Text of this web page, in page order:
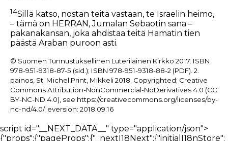
14Sillä katso, nostan teitä vastaan, te Israelin heimo,
– tämä on HERRAN, Jumalan Sebaotin sana –
pakanakansan, joka ahdistaa teitä Hamatin tien
päästä Araban puroon asti.
© Suomen Tunnustuksellinen Luterilainen Kirkko 2017. ISBN
978-951-9318-87-5 (sid.); ISBN 978-951-9318-88-2 (PDF). 2.
painos, St. Michel Print, Mikkeli 2018. Copyrighted; Creative
Commons Attribution-NonCommercial-NoDerivatives 4.0 (CC
BY-NC-ND 4.0), see https://creativecommons.org/licenses/by-
nc-nd/4.0/. eversion: 2018.09.16
script id="__NEXT_DATA__" type="application/json">{"props":{"pageProps":{"_nextI18Next":{"initialI18nStore":{"fi":{"bible":{"page":{"head":{"title":"Bible AI -raamatunlukija haulla, kirjoilla, artikkeleilla ja äänellä","description":"Lue Raamattua tekoälyn avulla ja etsi kirjoja, lukusuunnitelmia ja artikkeleita äänelläsi"},"bibleReader":{"title":"Raamattu","bookSelect":{"placeholder":"Valitse kirja"},"chapterSelect":{"placeholder":"Valitse luku"},"errors":{"chapterLoading":"Virhe luvun lataamisessa. Selvitetään...","offline":"Olet offline-tilassa. Lataa raamatunkäännös ennen kuin siirryt offline-tilaan, jotta voit lukea sitä täällä."},"sidebarViewPicker":{"heading":"Valitse näkymä","showBar":{"title":"Näytä palkki","description":"Näytä aina"},"hideBar":{"title":"Piilota palkki","description":"Näytä vain, kun jae on valittu"}},"readerTabSection":{"tabList":["Etsi","Jakeet","Muistiinpanot","Kirjanmerkit"],"searchBlock":{"tabList":["Jakeet","Artikkelit","Kirjat","Dokumentit","Media"],"heading":"Tutustu edistyneimpään Raamatun hakukoneeseen","logo":{"title":"Bible AI -hakukonelogo"},"betaTag":"Beta","input":{"placeholder":"Kysy Bible AI:lta"},"translationSelector":{"title":"Käännös","selectTranslationInput":{"placeholder":"Valitse käännös"}},"trendingSearch":{"title":"Tutustu trendaaviin hakuihin"},"loading":{"articles":"Ladataan artikkeleita","books":"Ladataan kirjoja"},"messages":{"searchError":"Tapahtui virhe. Yritä uudelleen."},"introCards":{"navigate":{"title":"Navigoi Raamattua käyttäen {type}","text":"Siirry kohtaan Matteus 1","inputTypes":{"text":"teksti","voice":"äänesi"}},"question":{"title":"Kysy mikä tahansa Raamattuun liittyvä kysymys","text":"Kuka Jeesus on ja miksi hän kuoli?"},"goToVerse":{"title":"Siirry suoraan jakeisiin","text":"Napsauta avustajan vastauksia navigoidaksesi Raamatussa"},"selectVerse":{"title":"Valitse jae aloittaaksesi","text":"Napsauta jaetta nähdäksesi siitä yksityiskohtaisen yleiskatsauksen"}},"assistant":{"messages":{"error":"Pahoittelut, tapahtui virhe, yritän uudelleen","cannotCompleteQueryError":"Kyselyäsi ei voitu suorittaa loppuun, yritä myöhemmin uudelleen.","start":["Hei, kuinka voin auttaa?","Mitä mielessäsi liikkuu?","Mikä on kysymyksesi?"],"thinking":["Kiitos. Anna minun miettiä sitä.","Etsin sinulle vastauksen.","Loistava kysymys, anna minulle muutama sekunti aikaa löytää vastaus","Totta kai. Etsin sinulle vastauksen."]}},"answering":"Laaditaan vastausta…"},"notes":{"addNote":"Lisää muistiinpano","addNoteTitle":"Raamattumuistiinpano","noteTagsTitle":"Muistiinpanotunnisteet","autosaveMessage":"Muistiinpanot tallennetaan automaattisesti","firstNoteMessage":"Lisää ensimmäinen muistiinpanosi","noteTitleInput":"Muistiinpanon otsikko","tagInputPlaceholder":"Lisää uusi tunniste painamalla ENTER","editorInputPlaceholderText":"Kirjoita muistiinpanosi tähän...","loginCard":{"text":"Nähdäksesi muistiinpanosi, kirjaudu sisään tai rekisteröidy"},"btn":{"cancel":"Sulje","edit":"Muokkaa","delete":"Poista"},"messages":{"addNoteTitleError":"Muistiinpanoa ei voi lisätä ilman otsikkoa"},"dropdown":{"textFormat":{"normal":"Normaali","largeHeading":"Suuri otsikko","smallHeading":"Pieni otsikko","bulletList":"Luettelomerkkiluettelo","numberedList":"Numeroitu luettelo","quote":"Lainaus","codeBlock":"Koodilohko"},"textAlignment":{"buttonLabel":"Tekstin tasaamisen muotoiluasetukset","leftAlign":"Tasaa vasemmalle","centerAlign":"Keskitä","rightAlign":"Tasaa oikealle","justifyAlign":"Tasaa","startAlign":"Tasaa alkuun","endAlign":"Kohdista loppuun","outdent":"Vähennä sisennystä","indent":"Sisennä"},"blockTypes":{"paragraph":"Normaali","h1":"Suuri otsikko","h2":"Pieni otsikko","h3":"Otsikko","h4":"Otsikko","h5":"Otsikko","ol":"Numeroitu luettelo","ul":"Luettelomerkitty luettelo","quote":"Lainaus","code":"Koodilohko"}},"labels":{"undo":"Kumoa","redo":"Tee uudelleen","formatBold":"Lihavoi","formatItalic":"Muotoile kursiivilla","formatUnderline":"Muotoile alleviivaus","formatStrikethrough":"Yliviivaus","insertLink":"Lisää linkki","formattingOptions":"Muotoiluasetukset","codeLanguage":"Valitse koodikieli"}}},"verseOverview":{"tabList":["Yleiskatsaus","Media","Sanakirja","Kommentaari"],"lowQualityMessage":"Alla olevat tulokset eivät välttämättä sisällä suoria vastauksia valitsemaasi jakeeseen.","noVerseCommentaryMessage":"Valitulle jakeelle ei löytynyt kommentaaria. Yritä valita laajempi jaejoukko.","noVerseDictionaryMessage":"Valitulle jakeelle ei löytynyt sanakirjamääritelmiä. Yritä valita laajempi jaealue.","noVerseMediaMessage":"Valitulle jakeelle ei löytynyt mediaa. Yritä valita laajempi jaealue.","loading":{"commentary":"Ladataan kommentaaria","dictionary":"Sanakirjaa ladataan"},"dictionaries":"Sanakirjat","encyclopedias":"Tietosanakirjat"},"bibleSelectorTitles":{"books":"Kirjat","chapters":"Luvut","verses":"Jakeet"},"swipeNavigation":{"prev":"Edellinen","swipe":"Pyyhkäise","next":"Seuraava"},"betaFeedback":{"title":"Beta-palaute","description":"Kehitämme jatkuvasti Bible AI. Jaa palautteesi kanssamme.","form":{"title":"Beta-palautelomake"},"feedbackForm":{"description":" ","experienceRating":{"title":"Miten arvioisit tähänastista kokemustasi Raamatun parissa?","options":["1 - Köyhä","2 - Kohtalainen","3 - Hyvä","4 - Erittäin hyvä","5 - Erinomainen"]},"readingMeans":{"title":"Mikä on ensisijainen tapasi lukea Raamattua?","options":["Digitaalisesti (Raamattu-sovellukset)","Fyysisesti (fyysinen Raamattu)"]},"useAssistant":{"title":"Käyttäisitkö ääniavustajaa apuna Raamatun tutkimisessasi?"},"willingToPay":{"title":"Maksaisitko tällaisen avustajan käytöstä?"},"paymentAmount":{"title":"Kuinka paljon maksaisit kuukaudessa (USD)?"},"isEasyToUse":{"title":"Onko Raamatun lukukokemus helppokäyttöinen?"},"sidebarDistracting":{"title":"Häiritseekö sivupalkki Raamatun lukemistasi?"},"additionalComments":{"title":"Muita kommentteja / ominaisuuksia?"}},"intro":{"title":"Raamatun lukijan testaus","content":"Kiitos, että testaatte yhtä harkitsemistamme ominaisuuksista. Arvioimme viisaasti, kuinka teknologia voi edelleen auttaa Raamatun tutkimisessa.","test":{"title":"Keskeiset tiedot","list":["Ole hyvä ja anna palautetta","Varmista, että päivität säännöllisesti, sillä vanhemmat versiot lakkaavat toimimasta."]},"optional":{"title":"Lisätiedot","list":["Saatat saada vähemmän tarkkoja tuloksia kuin nykyisellä Search-tuotteellamme","Saatat kohdata bugeja ja ongelmia. Kerro meille, kun näin tapahtuu."]},"buttonStart":"Aloita testaus"},"submitTitle":"Lähetä palautetta","feedbackNote":"* Palautteen antaminen tulee pakolliseksi käyttöjakson jälkeen, sillä se on meille erittäin arvokasta päätöksenteon kannalta."}}}},"nav":{"nav":{"navMenu":[{"id":2,"label":"Raamattu","path":"/bible","icon":"bible","offset":"84"},{"id":1,"label":"Hae","path":"/search","icon":"search","offset":"84"},{"id":6,"label":"Lataa","path":"/download","icon":"download","offset":"84"},{"id":5,"label":"Tietoa","path":"/about","icon":"about","offset":"84"},{"id":5,"label":"Yhteystiedot","path":"/contact","icon":"contact","offset":"84"}],"footerMenu":[{"text":"Etusivu","path":"/"},{"text":"Raamattu","path":"/bible"},{"text":"Anna","path":"/give"},{"text":"Teknologia","path":"/technology"},{"text":"Blogi","path":"/blog"},{"text":"Tietoa","path":"/about"},{"text":"Yhteystiedot","path":"/contact"},{"text":"Tietosuojakäytäntö","path":"/privacy-policy"},{"text":"Lataa","path":"/download"}]}},"common":{"components":{"bookDetailsOverlay":{"closeButton":"Sulje kirjan tiedot","excerpt":{"title":"Vastauksen ote sisällöstä","titleDocument":"Vastausote asiakirjasta","showMore":"Näytä lisää","showLess":"Näytä vähemmän"},"pageLabel":"Sivu","documentPage":{"source":"Latauksesi"},"actions":{"openAtPage":"Avaa sivulla","publisherSite":"Julkaisijan sivusto","previewBook":"Esikatsele kirjaa","seePage":"Katso sivu","openMedia":"Avaa media"},"mediaPlayer":{"play":"Toista","pause":"Tauko","rewind":"Kelaa taaksepäin 15 sekuntia","forward":"Siirry 15 sekuntia eteenpäin","mute":"Mykistä","unmute":"Poista mykistys","seek":"Etsikää","volume":"Nide","volumeLevel":"Äänenvoimakkuus","speed":"Toistonopeus","fullscreen":"Vaihda koko näytön tila"}},"accessibility":{"btnVerseHighlight":"Korosta jakeet automaattisesti","btnMatchDeviceSettings":"Käytä laitteen asetuksia","accordion":{"titles":{"fontTheme":"Fontti ja teema","bottomBar":"Alapalkki","navigation":"Navigointi"}},"navigationPicker":{"arrows":{"title":"Nuolet","description":"Navigoi nuolilla"},"swipe":{"title":"Pyyhkäise","description":"Navigoi pyyhkäisemällä"}}},"searchBlock":{"heading":"Tutustu edistyneimpään Raamatun hakukoneeseen","logo":{"title":"Bible AI -hakukoneen logo"},"betaTag":"Beeta","input":{"placeholder":"Kysy Bible AI:lta","filter":"Suodata","filterHeadings":{"sources":"Vastauslähteiden suodatin","language":"Median kielisuodatin","publishers":"Kustantajat"},"filters":[{"title":"Raamattu","description":"Sisällytä jakeet"},{"title":"Kirjat","description":"Sisällytä kirjat"},{"title":"Artikkelit","description":"Sisällytä artikkelit"},{"title":"Audio ja video","description":"Sisällytä ääni ja video"}],"languageFilters":[{"title":"Kaikki","description":"Kaikki kielet"},{"description":"Vain {language}"}],"documents":{"attach":"Liitä asiakirja","addMore":"Lisää tiedosto","parsing":"jäsentäminen","uploading":"Lähetetään…","ready":"Valmis","parseFailed":"Asiakirjaa ei voitu lukea","uploadFailed":"Asiakirjaa ei voitu ladata","fileTooLarge":"Tiedosto on liian suuri","supportedFormats":"Tuetut muodot: {formats}","unsupportedFormat":"Tiedostotyyppiä ei tueta. Tuetut muodot: {formats}","panelTitle":"Liitetyt tiedostot","panelCount":"{count} / {max}","documentsOnly":"Vastaa vain asiakirjojen perusteella","documentsOnlyHint":"Vain tiedostosi ja Raamatun jakeet"},"context":{"title":"Etsi kohteesta","types":{"book":"Tämä kirja","chapter":"Tämä luku","verse":"Tämä jae","all":"Kaikki"}},"publisherSelector":{"selectAll":"Kaikki","deselectAll":"Tyhjennä","loading":"Ladataan...","noPublishers":"Ei julkaisijoita saatavilla"},"comp